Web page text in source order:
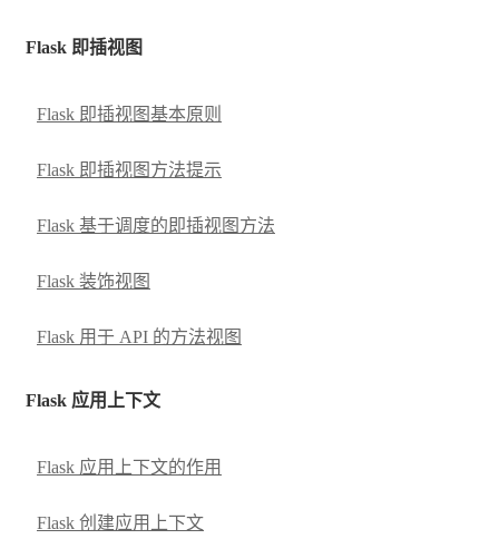
Flask 即插视图
Flask 即插视图基本原则
Flask 即插视图方法提示
Flask 基于调度的即插视图方法
Flask 装饰视图
Flask 用于 API 的方法视图
Flask 应用上下文
Flask 应用上下文的作用
Flask 创建应用上下文